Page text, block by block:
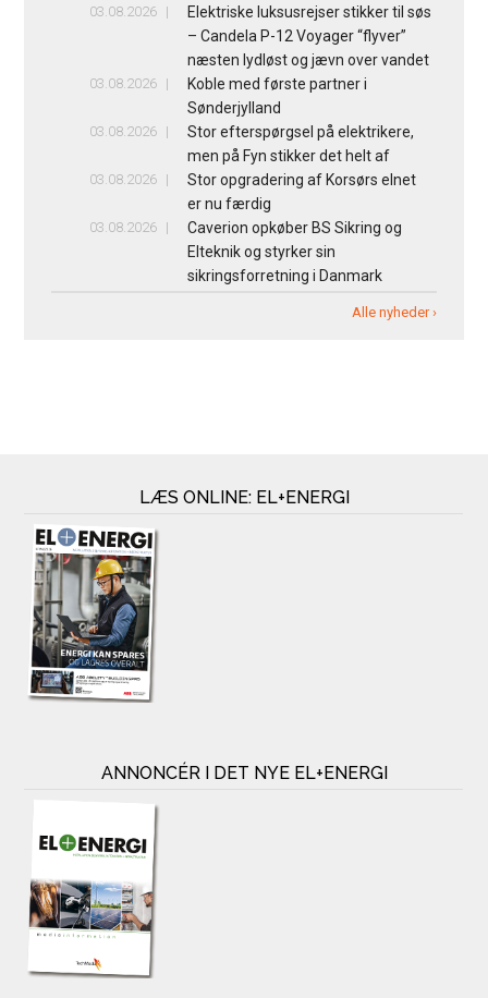
03.08.2026
Elektriske luksusrejser stikker til søs
– Candela P-12 Voyager “flyver”
næsten lydløst og jævn over vandet
03.08.2026
Koble med første partner i
Sønderjylland
03.08.2026
Stor efterspørgsel på elektrikere,
men på Fyn stikker det helt af
03.08.2026
Stor opgradering af Korsørs elnet
er nu færdig
03.08.2026
Caverion opkøber BS Sikring og
Elteknik og styrker sin
sikringsforretning i Danmark
Alle nyheder ›
LÆS ONLINE: EL+ENERGI
ANNONCÉR I DET NYE EL+ENERGI